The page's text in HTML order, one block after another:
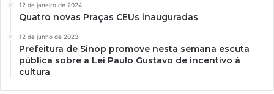
12 de janeiro de 2024
Quatro novas Praças CEUs inauguradas
12 de junho de 2023
Prefeitura de Sinop promove nesta semana escuta
pública sobre a Lei Paulo Gustavo de incentivo à
cultura